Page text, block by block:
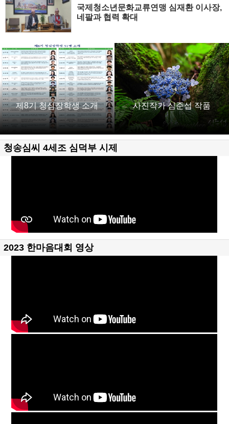
국제청소년문화교류연맹 심재환 이사장,
네팔과 협력 확대
제8기 청심장학생 소개 사진작가 심준섭 작품
청송심씨 4세조 심덕부 시제
2023 한마음대회 영상